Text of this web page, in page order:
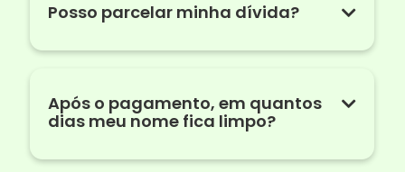
Posso parcelar minha dívida?
Após o pagamento, em quantos
dias meu nome fica limpo?